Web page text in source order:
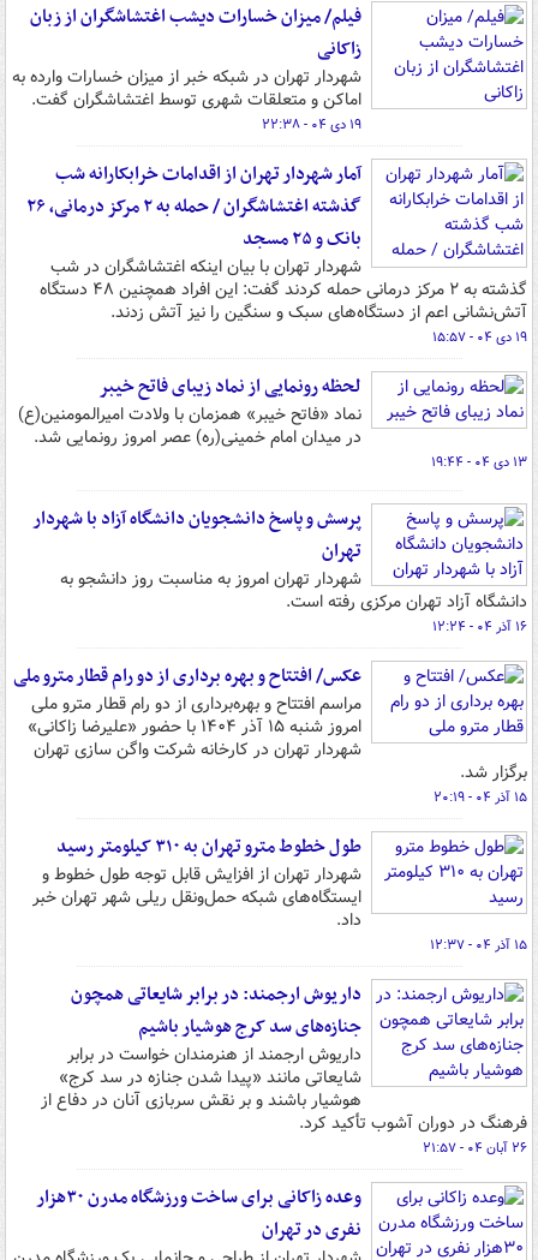
فیلم/ میزان خسارات دیشب اغتشاشگران از زبان
زاکانی
شهردار تهران در شبکه خبر از میزان خسارات وارده به
اماکن و متعلقات شهری توسط اغتشاشگران گفت.
۱۹ دی ۰۴ - ۲۲:۳۸
آمار شهردار تهران از اقدامات خرابکارانه شب
گذشته اغتشاشگران / حمله به ۲ مرکز درمانی، ۲۶
بانک و ۲۵ مسجد
شهردار تهران با بیان اینکه اغتشاشگران در شب
گذشته به ۲ مرکز درمانی حمله کردند گفت: این افراد همچنین ۴۸ دستگاه
آتش‌نشانی اعم از دستگاه‌های سبک و سنگین را نیز آتش زدند.
۱۹ دی ۰۴ - ۱۵:۵۷
لحظه رونمایی از نماد زیبای فاتح خیبر
نماد «فاتح خیبر» همزمان با ولادت امیرالمومنین(ع)
در میدان امام خمینی(ره) عصر امروز رونمایی شد.
۱۳ دی ۰۴ - ۱۹:۴۴
پرسش و پاسخ دانشجویان دانشگاه آزاد با شهردار
تهران
شهردار تهران امروز به مناسبت روز دانشجو به
دانشگاه آزاد تهران مرکزی رفته است.
۱۶ آذر ۰۴ - ۱۲:۲۴
عکس/ افتتاح و بهره برداری از دو رام قطار مترو ملی
مراسم افتتاح و بهره‌برداری از دو رام قطار مترو ملی
امروز شنبه ۱۵ آذر ۱۴۰۴ با حضور «علیرضا زاکانی»
شهردار تهران در کارخانه شرکت واگن سازی تهران
برگزار شد.
۱۵ آذر ۰۴ - ۲۰:۱۹
طول خطوط مترو تهران به ۳۱۰ کیلومتر رسید
شهردار تهران از افزایش قابل توجه طول خطوط و
ایستگاه‌های شبکه حمل‌ونقل ریلی شهر تهران خبر
داد.
۱۵ آذر ۰۴ - ۱۲:۳۷
داریوش ارجمند: در برابر شایعاتی همچون
جنازه‌های سد کرج هوشیار باشیم
داریوش ارجمند از هنرمندان خواست در برابر
شایعاتی مانند «پیدا شدن جنازه در سد کرج»
هوشیار باشند و بر نقش سربازی آنان در دفاع از
فرهنگ در دوران آشوب تأکید کرد.
۲۶ آبان ۰۴ - ۲۱:۵۷
وعده زاکانی برای ساخت ورزشگاه مدرن ۳۰هزار
نفری در تهران